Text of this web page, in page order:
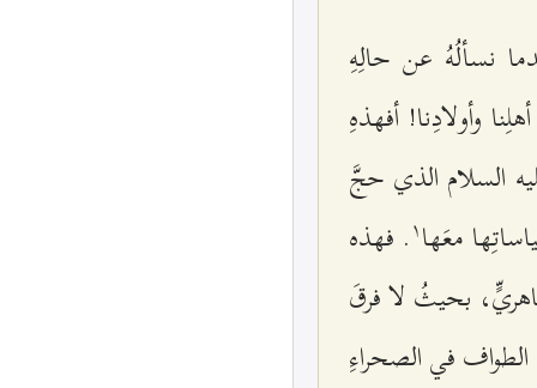
نسألُهُ عن حالِهِ
وأولادِنا! أفهذهِ
السلام الذي حجَّ
معَها۱. فهذه
بحيثُ لا فرقَ
في الصحراءِ